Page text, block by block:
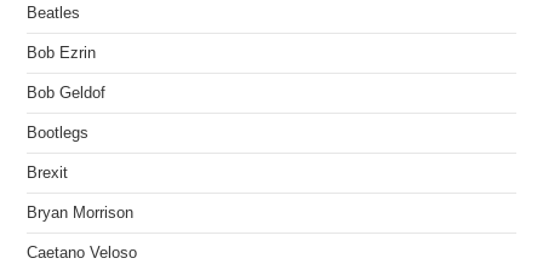
Beatles
Bob Ezrin
Bob Geldof
Bootlegs
Brexit
Bryan Morrison
Caetano Veloso